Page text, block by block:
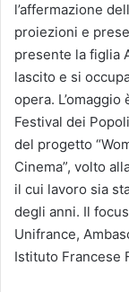
l’affermazione
proiezioni e
presente la figlia
lascito e si
opera.
Festival dei
del progetto
Cinema”, volto
il cui lavoro sia
degli anni. Il
Unifrance,
Istituto Francese